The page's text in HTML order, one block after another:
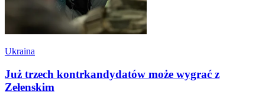
Ukraina
Już trzech kontrkandydatów może wygrać z
Zełenskim